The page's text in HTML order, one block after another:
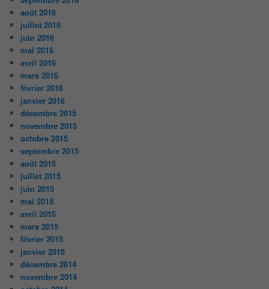
août 2016
juillet 2016
juin 2016
mai 2016
avril 2016
mars 2016
février 2016
janvier 2016
décembre 2015
novembre 2015
octobre 2015
septembre 2015
août 2015
juillet 2015
juin 2015
mai 2015
avril 2015
mars 2015
février 2015
janvier 2015
décembre 2014
novembre 2014